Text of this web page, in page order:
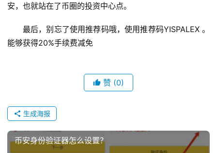
安，也就站在了币圈的投资中心点。
最后，别忘了使用推荐码哦，使用推荐码YISPALEX 。
能够获得20%手续费减免
赞 (0)
生成海报
币安身份验证器怎么设置？